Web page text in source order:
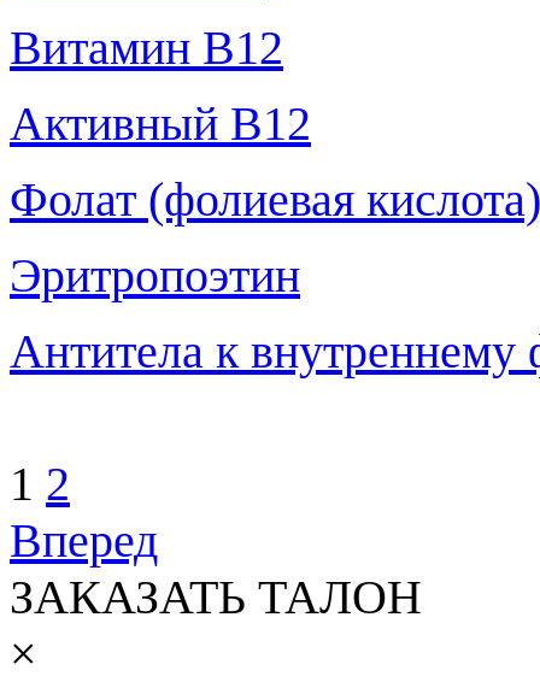
Витамин В12
Активный B12
Фолат (фолиевая кислота)
Эритропоэтин
Антитела к
1 2
Вперед
ЗАКАЗАТЬ ТАЛОН
×